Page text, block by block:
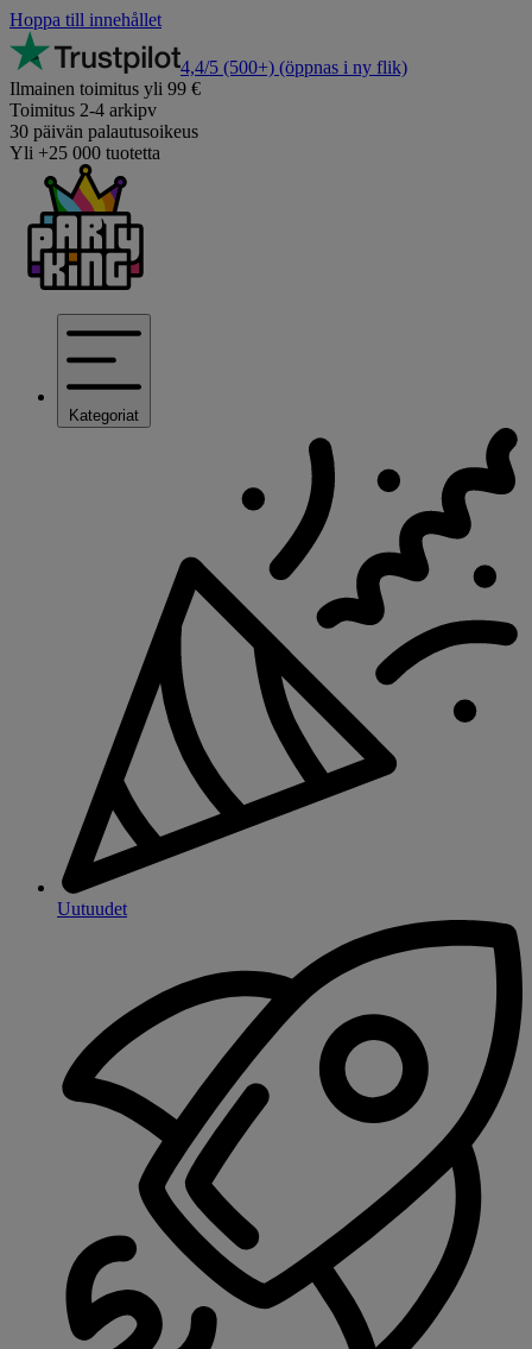
Hoppa till innehållet
4,4/5 (500+) (öppnas i ny flik)
Ilmainen toimitus yli 99 €
Toimitus 2-4 arkipv
30 päivän palautusoikeus
Yli +25 000 tuotetta
Kategoriat
Uutuudet